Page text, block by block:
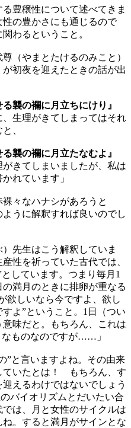
豊穣性について述べてきま
の豊かさにも通じるので
わるということ。
（やまとたけるのみこと）
初夜を迎えたときの話が出
襲の襴に月立ちにけり』
、生理がきてしまってはそれ
、
襲の襴に月立たなむよ』
がきてしまいましたが、私は
れています」
々なハナシがあろうと
うに解釈すれば良いのでし
先生はこう解釈していま
性を祈っていた古代では、
しています。つまり毎月1
満月のときに排卵が重なる
欲しいなら今ですよ、欲し
よ”ということ。1日（つい
味だと。もちろん、これは
なものなのですが……」
”と言いますよね。その由来
ていたとは！ もちろん、す
えるわけではないでしょう
バイオリズムとだいたい合
は、月と女性のサイクルは
。すると満月がサインとな